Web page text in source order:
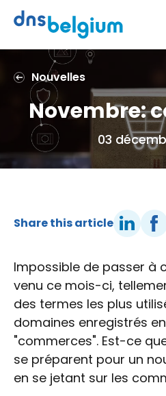
DNS Belgium
Nouvelles
Novembre:
03
Share this article
LinkedIn
Facebook
WhatsApp
Courriel
Copy link
Impossible de passer à
venu ce mois-ci,
des termes les plus
domaines enregistrés
"commerces". Est-ce
se préparent pour un
en se jetant sur les
LinkedIn
Facebook
WhatsApp
Courriel
Copy link